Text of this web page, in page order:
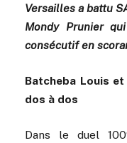
Versailles a battu
Mondy Prunier
consécutif en
Batcheba Louis
dos à dos
Dans le duel